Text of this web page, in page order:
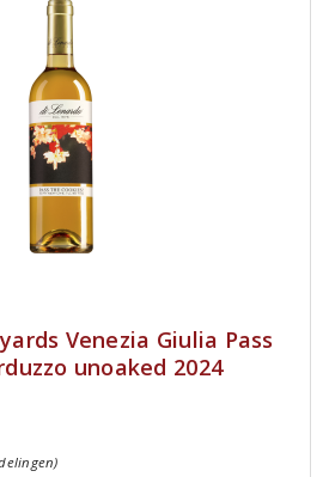
Venezia Giulia Pass
unoaked 2024